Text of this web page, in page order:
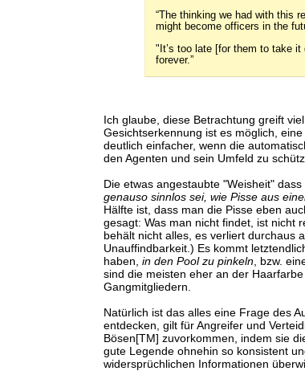
“The thinking we had with this
might become officers in the
"It’s too late [for them to take it
forever.”
Ich glaube, diese Betrachtung greift
Gesichtserkennung ist es möglich, eine
deutlich einfacher, wenn die
den Agenten und sein Umfeld zu
Die etwas angestaubte "Weisheit" dass
genauso sinnlos sei, wie Pisse aus
Hälfte ist, dass man die Pisse eben
gesagt: Was man nicht findet, ist nicht
behält nicht alles, es verliert durchaus
Unauffindbarkeit.) Es kommt
haben,in den Pool zu pinkeln , bzw.
sind die meisten eher an der
Gangmitgliedern.
Natürlich ist das alles eine Frage des
entdecken, gilt für Angreifer und
Bösen[TM] zuvorkommen, indem sie
gute Legende ohnehin so konsistent
widersprüchlichen Informationen